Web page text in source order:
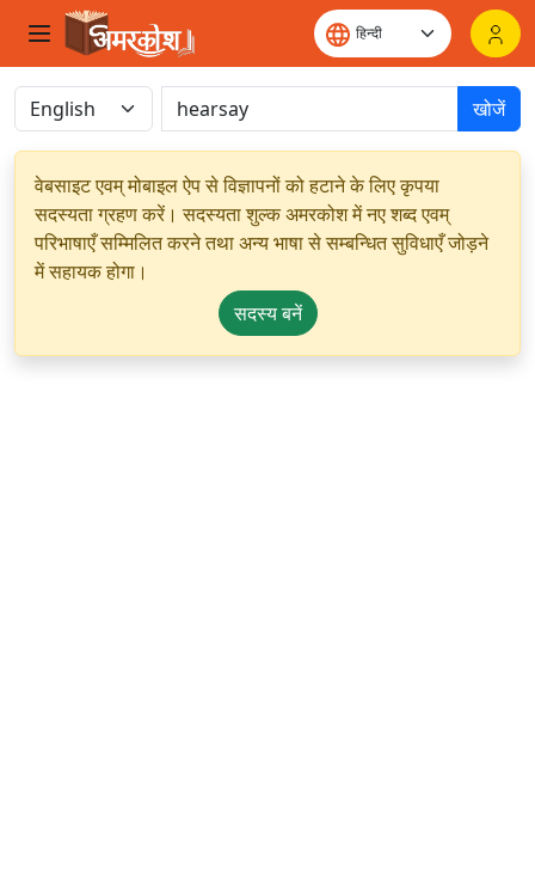
खोजें
वेबसाइट एवम् मोबाइल ऐप से विज्ञापनों को हटाने के लिए कृपया
सदस्यता ग्रहण करें। सदस्यता शुल्क अमरकोश में नए शब्द एवम्
परिभाषाएँ सम्मिलित करने तथा अन्य भाषा से सम्बन्धित सुविधाएँ जोड़ने
में सहायक होगा।
सदस्य बनें